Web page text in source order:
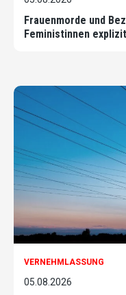
Frauenmorde und
Feministinnen
VERNEHMLASSUNG
05.08.2026